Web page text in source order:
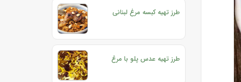
طرز تهیه کبسه مرغ لبنانی
طرز تهیه عدس پلو با مرغ